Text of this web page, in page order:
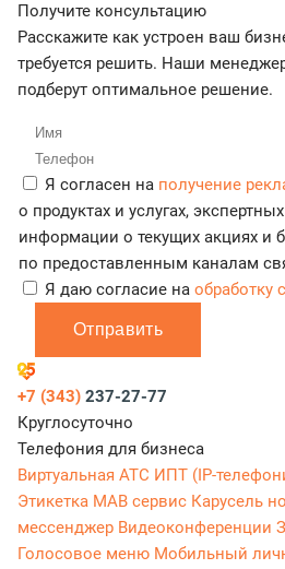
Получите консультацию
Расскажите как устроен ваш
требуется решить. Наши
подберут оптимальное решение.
Я согласен на получение
о продуктах и услугах,
информации о текущих акциях и
по предоставленным каналам
Я даю согласие на обработку
Отправить
+7 (343) 237-27-77
Круглосуточно
Телефония для бизнеса
Виртуальная АТС ИПТ (IP-
Этикетка МАВ сервис Карусель
мессенджер Видеоконференции
Голосовое меню Мобильный